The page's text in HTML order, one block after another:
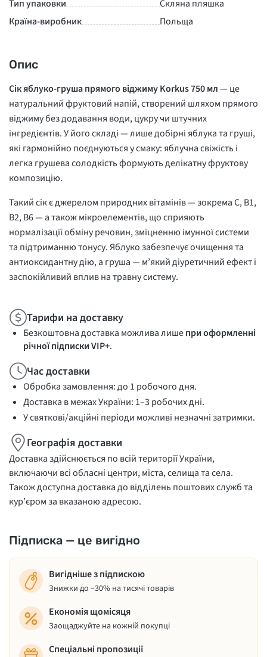
Тип упаковки
Скляна пляшка
Країна-виробник
Польща
Опис
Сік яблуко-груша прямого віджиму Korkus 750 мл— це
натуральний фруктовий напій, створений шляхом прямого
віджиму без додавання води, цукру чи штучних
інгредієнтів. У його складі — лише добірні яблука та груші,
які гармонійно поєднуються у смаку: яблучна свіжість і
легка грушева солодкість формують делікатну фруктову
композицію.
Такий сік є джерелом природних вітамінів — зокрема C, B1,
B2, B6 — а також мікроелементів, що сприяють
нормалізації обміну речовин, зміцненню імунної системи
та підтриманню тонусу. Яблуко забезпечує очищення та
антиоксидантну дію, а груша — м’який діуретичний ефект і
заспокійливий вплив на травну систему.
Тарифи на доставку
Безкоштовна доставка можлива лишепри оформленні
річної підписки VIP+.
Час доставки
Обробка замовлення: до 1 робочого дня.
Доставка в межах України: 1–3 робочих дні.
У святкові/акційні періоди можливі незначні затримки.
Географія доставки
Доставка здійснюється по всій території України,
включаючи всі обласні центри, міста, селища та села.
Також доступна доставка до відділень поштових служб та
кур’єром за вказаною адресою.
Підписка — це вигідно
Вигідніше з підпискою
Знижки до –30% на тисячі товарів
Економія щомісяця
Заощаджуйте на кожній покупці
Спеціальні пропозиції